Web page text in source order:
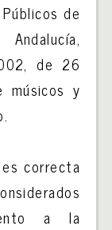
de
de 26
músicos y
correcta
a la